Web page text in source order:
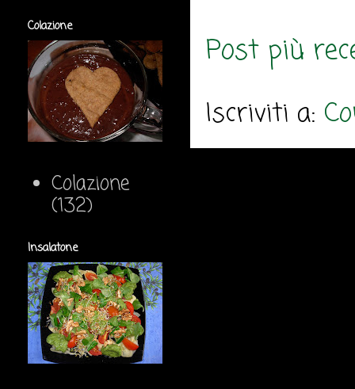
Post più
Iscriviti a:
Colazione
Colazione
(132)
Insalatone